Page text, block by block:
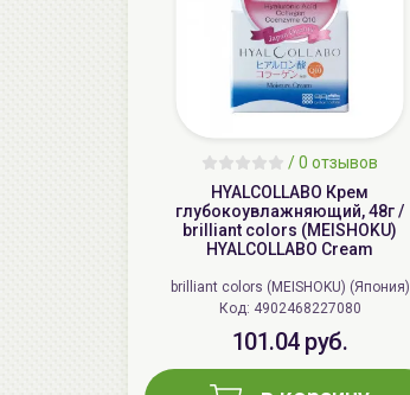
/0 отзывов
HYALCOLLABO Крем
глубокоувлажняющий, 48г /
brilliant colors (MEISHOKU)
HYALCOLLABO Cream
brilliant colors (MEISHOKU) (Япония)
Код: 4902468227080
101.04 руб.